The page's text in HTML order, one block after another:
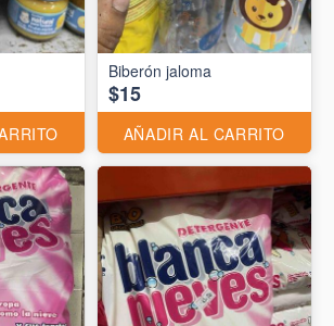
Biberón jaloma
$15
AÑADIR AL CARRITO